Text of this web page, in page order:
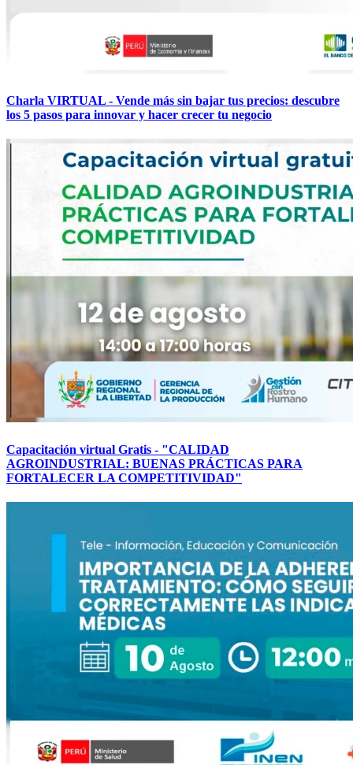
Charla VIRTUAL - Vende más sin bajar tus precios: descubre
los 5 pasos para innovar y hacer crecer tu negocio
Capacitación virtual Gratis - "CALIDAD
AGROINDUSTRIAL: BUENAS PRÁCTICAS PARA
FORTALECER LA COMPETITIVIDAD"